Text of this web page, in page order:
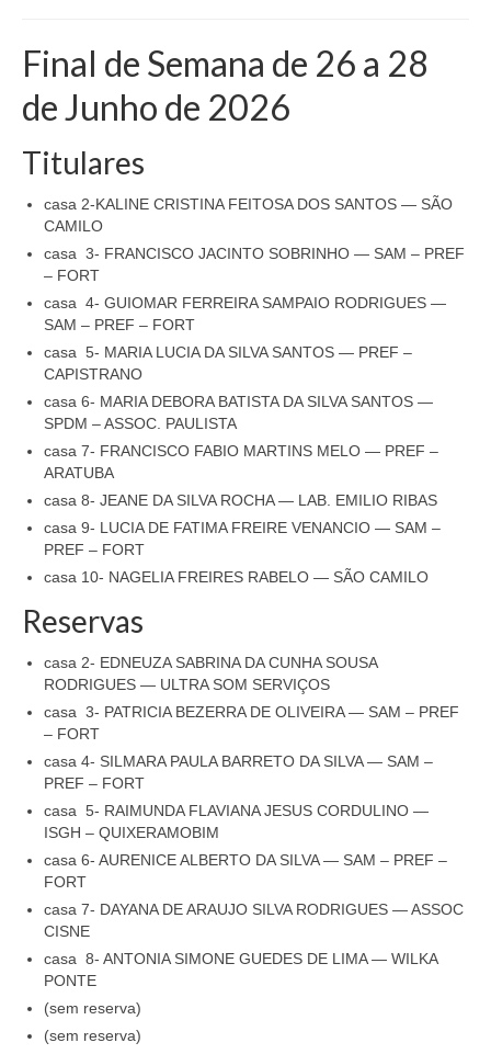
Final de Semana de 26 a 28
de Junho de 2026
Titulares
casa 2-KALINE CRISTINA FEITOSA DOS SANTOS — SÃO
CAMILO
casa 3- FRANCISCO JACINTO SOBRINHO — SAM – PREF
– FORT
casa 4- GUIOMAR FERREIRA SAMPAIO RODRIGUES —
SAM – PREF – FORT
casa 5- MARIA LUCIA DA SILVA SANTOS — PREF –
CAPISTRANO
casa 6- MARIA DEBORA BATISTA DA SILVA SANTOS —
SPDM – ASSOC. PAULISTA
casa 7- FRANCISCO FABIO MARTINS MELO — PREF –
ARATUBA
casa 8- JEANE DA SILVA ROCHA — LAB. EMILIO RIBAS
casa 9- LUCIA DE FATIMA FREIRE VENANCIO — SAM –
PREF – FORT
casa 10- NAGELIA FREIRES RABELO — SÃO CAMILO
Reservas
casa 2- EDNEUZA SABRINA DA CUNHA SOUSA
RODRIGUES — ULTRA SOM SERVIÇOS
casa 3- PATRICIA BEZERRA DE OLIVEIRA — SAM – PREF
– FORT
casa 4- SILMARA PAULA BARRETO DA SILVA — SAM –
PREF – FORT
casa 5- RAIMUNDA FLAVIANA JESUS CORDULINO —
ISGH – QUIXERAMOBIM
casa 6- AURENICE ALBERTO DA SILVA — SAM – PREF –
FORT
casa 7- DAYANA DE ARAUJO SILVA RODRIGUES — ASSOC
CISNE
casa 8- ANTONIA SIMONE GUEDES DE LIMA — WILKA
PONTE
(sem reserva)
(sem reserva)